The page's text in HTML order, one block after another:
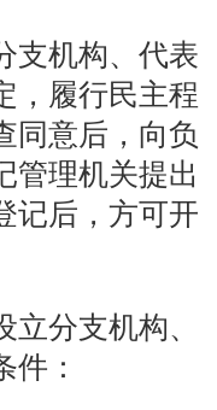
支机构、代表
，履行民主程
同意后，向负
管理机关提出
记后，方可开
分支机构、
件：